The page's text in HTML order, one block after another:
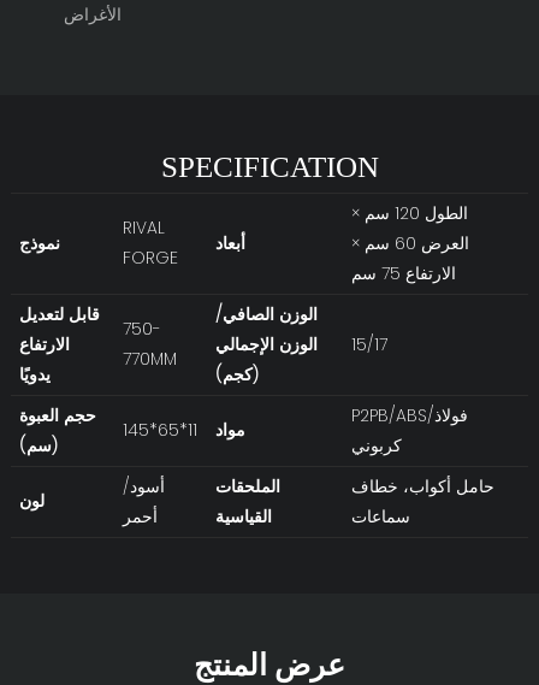
الأغراض
SPECIFICATION
نموذج
RIVAL
FORGE
أبعاد
الطول 120 سم ×
العرض 60 سم ×
الارتفاع 75 سم
قابل لتعديل
الارتفاع
يدويًا
750-
770MM
الوزن الصافي/
الوزن الإجمالي
(كجم)
15/17
حجم العبوة
(سم)
145*65*11 مواد
P2PB/ABS/فولاذ
كربوني
لون
أسود/
أحمر
الملحقات
القياسية
حامل أكواب، خطاف
سماعات
عرض المنتج